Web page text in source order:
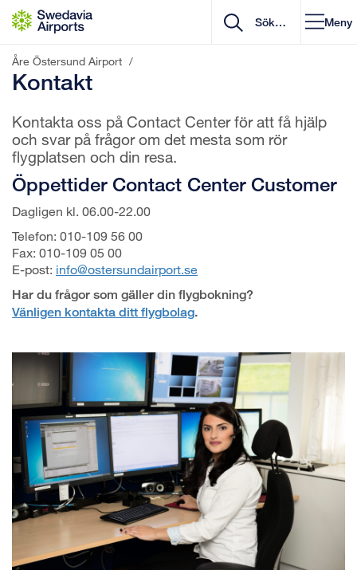
Gå till innehåll
Meny
Åre Östersund Airport /
Kontakt
Kontakta oss på Contact Center för att få hjälp
och svar på frågor om det mesta som rör
flygplatsen och din resa.
Öppettider Contact Center Customer
Dagligen kl. 06.00-22.00
Telefon: 010-109 56 00
Fax: 010-109 05 00
E-post: info@ostersundairport.se
Har du frågor som gäller din flygbokning?
Vänligen kontakta ditt flygbolag.